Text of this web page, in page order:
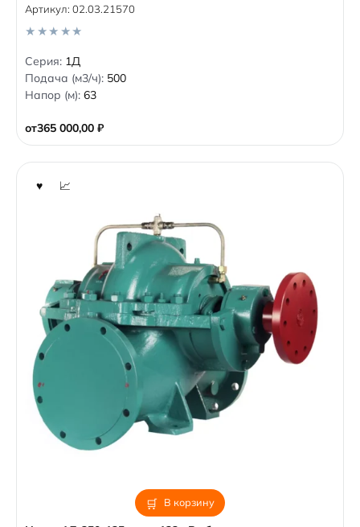
от365 000,00 ₽
Артикул: 02.03.21570
0
o
u
t
o
5
Серия: 1Д
Подача (м3/ч): 500
Напор (м): 63
В корзину